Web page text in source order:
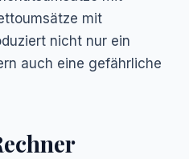
mit
nicht nur ein
auch eine gefährliche